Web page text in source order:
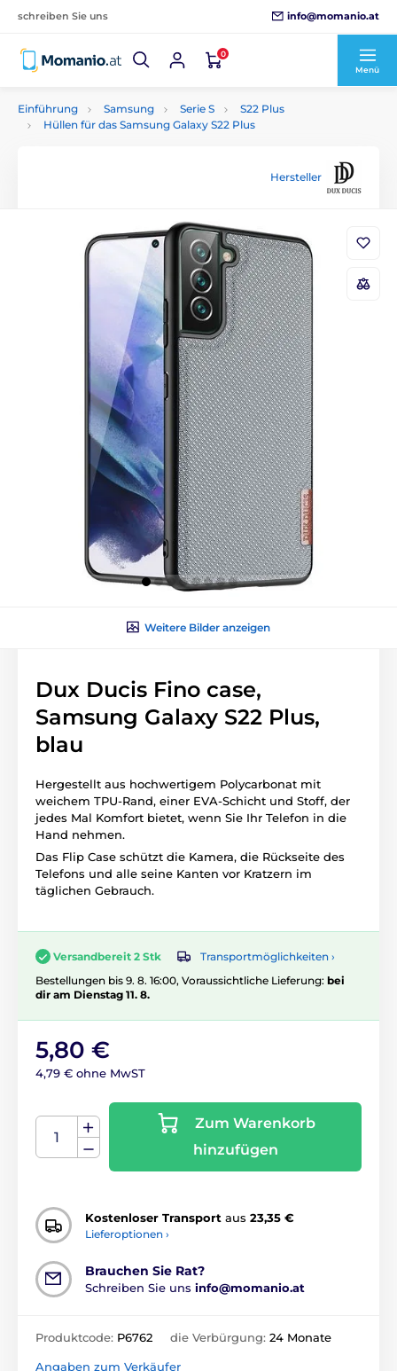
schreiben Sie uns info@momanio.at
0
Menü
Einführung Samsung Serie S
S22 Plus
Hüllen für das Samsung Galaxy S22 Plus
Hersteller
Weitere Bilder anzeigen
Dux Ducis Fino case,
Samsung Galaxy S22 Plus,
blau
Hergestellt aus hochwertigem Polycarbonat mit
weichem TPU-Rand, einer EVA-Schicht und Stoff, der
jedes Mal Komfort bietet, wenn Sie Ihr Telefon in die
Hand nehmen.
Das Flip Case schützt die Kamera, die Rückseite des
Telefons und alle seine Kanten vor Kratzern im
täglichen Gebrauch.
Versandbereit 2 Stk
Transportmöglichkeiten ›
Bestellungen bis 9. 8. 16:00, Voraussichtliche Lieferung: bei
dir am Dienstag 11. 8.
5,80 €
4,79 € ohne MwST
Zum Warenkorb
hinzufügen
Kostenloser Transport aus 23,35 €
Lieferoptionen ›
Brauchen Sie Rat?
Schreiben Sie uns info@momanio.at
Produktcode: P6762 die Verbürgung: 24 Monate
Angaben zum Verkäufer